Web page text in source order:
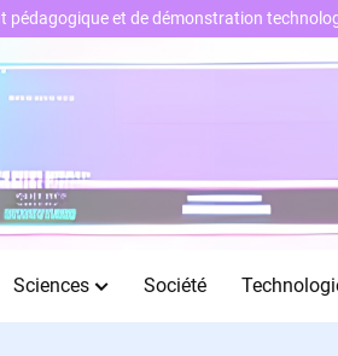
Sciences Société
pédagogique et de démonstration